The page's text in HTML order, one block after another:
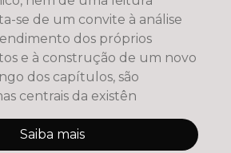
se de um convite à análise
dos próprios
e à construção de um novo
centrais da existên
Saiba mais